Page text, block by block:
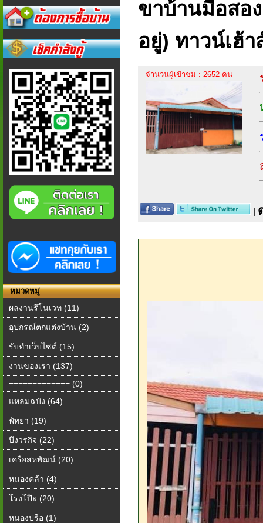
หมวดหมู่
ผลงานรีโนเวท (11)
อุปกรณ์ตกแต่งบ้าน (2)
รับทำเว็บไซต์ (15)
งานของเรา (137)
============= (0)
แหลมฉบัง (64)
พัทยา (19)
บึงวรกิจ (22)
เครือสหพัฒน์ (20)
หนองคล้า (4)
โรงโป๊ะ (20)
หนองปรือ (1)
ขาบ้านมือสอ
อยู่)​ ทาวน์เฮ้
จำนวนผู้เข้าชม : 2652 คน